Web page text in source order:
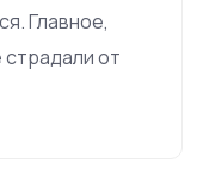
Главное,
от